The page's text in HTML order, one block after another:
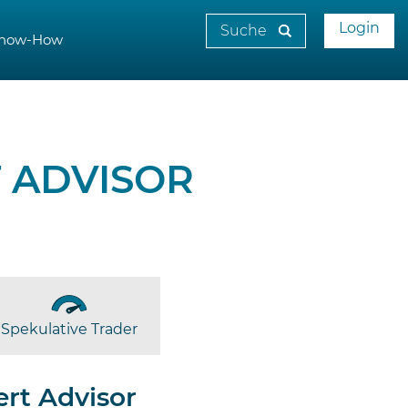
How
Login
ADVISOR
Spekulative Trader
Advisor